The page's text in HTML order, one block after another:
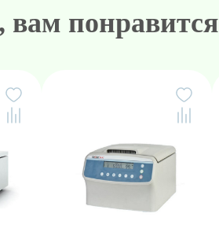
220 В / 50 Гц.
производителя: 0204260009.
вам понравится